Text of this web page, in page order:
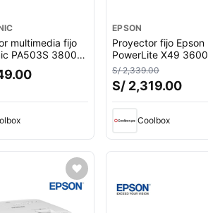
multimedia fijo
PA503S 3800
300"", SVGA
HDMI, altavoz
EPSON
Proyector fijo Epson
PowerLite X49 3600
lúmenes, 300""
S/ 2,339.00
S/ 2,319.00
Coolbox